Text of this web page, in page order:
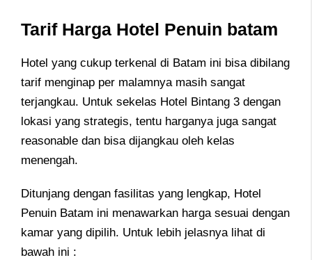
Tarif Harga Hotel Penuin batam
Hotel yang cukup terkenal di Batam ini bisa dibilang
tarif menginap per malamnya masih sangat
terjangkau. Untuk sekelas Hotel Bintang 3 dengan
lokasi yang strategis, tentu harganya juga sangat
reasonable dan bisa dijangkau oleh kelas
menengah.
Ditunjang dengan fasilitas yang lengkap, Hotel
Penuin Batam ini menawarkan harga sesuai dengan
kamar yang dipilih. Untuk lebih jelasnya lihat di
bawah ini :